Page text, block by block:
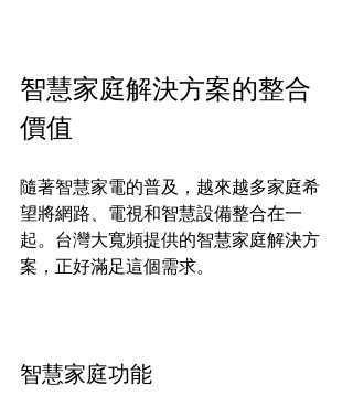
智慧家庭解決方案的整合
價值
隨著智慧家電的普及，越來越多家庭希
望將網路、電視和智慧設備整合在一
起。台灣大寬頻提供的智慧家庭解決方
案，正好滿足這個需求。
智慧家庭功能